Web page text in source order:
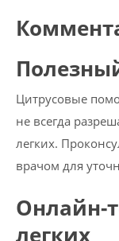
Цитрусовые
не всегда
легких.
врачом для
Онлайн-
легких